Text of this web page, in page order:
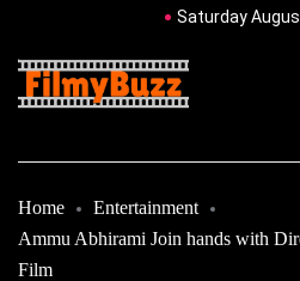
Saturday
Home
Entertainment
Ammu Abhirami Join hands with
Film